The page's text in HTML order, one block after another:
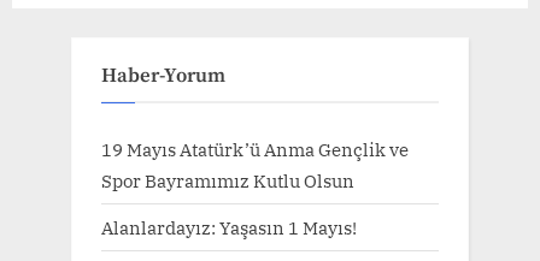
Haber-Yorum
19 Mayıs Atatürk’ü Anma Gençlik ve
Spor Bayramımız Kutlu Olsun
Alanlardayız: Yaşasın 1 Mayıs!